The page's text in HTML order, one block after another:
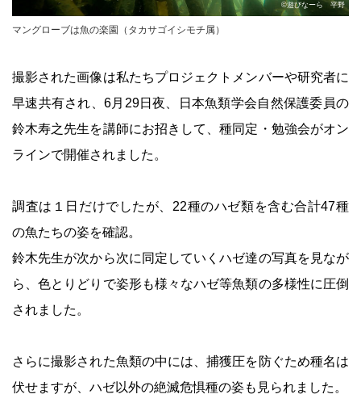
©遊びなーら 平野
マングローブは魚の楽園（タカサゴイシモチ属）
撮影された画像は私たちプロジェクトメンバーや研究者に
早速共有され、6月29日夜、日本魚類学会自然保護委員の
鈴木寿之先生を講師にお招きして、種同定・勉強会がオン
ラインで開催されました。
調査は１日だけでしたが、22種のハゼ類を含む合計47種
の魚たちの姿を確認。
鈴木先生が次から次に同定していくハゼ達の写真を見なが
ら、色とりどりで姿形も様々なハゼ等魚類の多様性に圧倒
されました。
さらに撮影された魚類の中には、捕獲圧を防ぐため種名は
伏せますが、ハゼ以外の絶滅危惧種の姿も見られました。